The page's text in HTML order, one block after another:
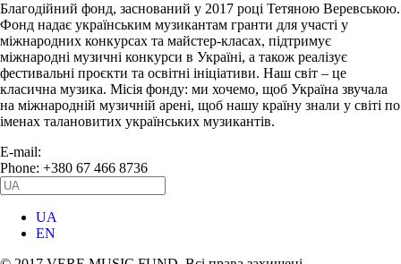
Благодійний фонд, заснований у 2017 році Тетяною Веревською.
Фонд надає українським музикантам гранти для участі у
міжнародних конкурсах та майстер-класах, підтримує
міжнародні музичні конкурси в Україні, а також реалізує
фестивальні проєкти та освітні ініціативи. Наш світ – це
класична музика. Місія фонду: ми хочемо, щоб Україна звучала
на міжнародній музичній арені, щоб нашу країну знали у світі по
іменах талановитих українських музикантів.
E-mail:
Phone: +380 67 466 8736
UA
EN